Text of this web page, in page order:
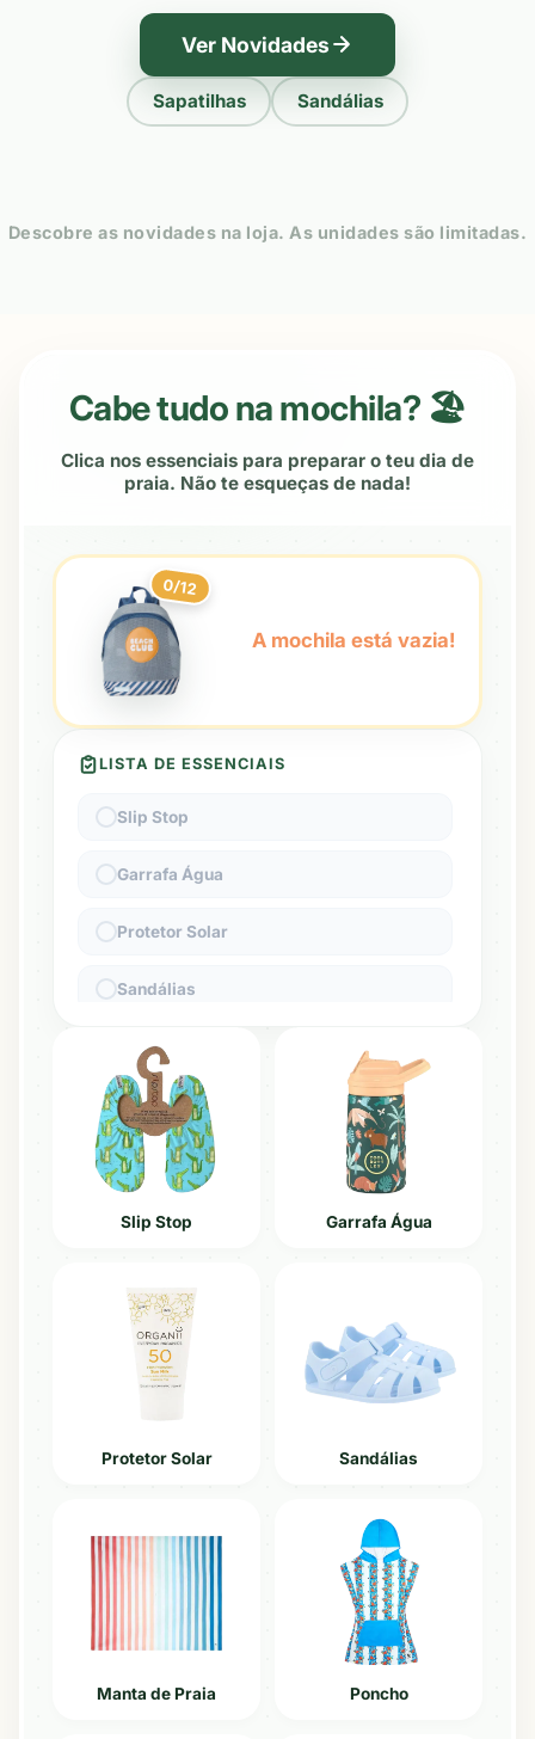
Ver Novidades
Sapatilhas Sandálias
Descobre as novidades na loja. As unidades são limitadas.
Cabe tudo na mochila? 🏖️
Clica nos essenciais para preparar o teu dia de
praia. Não te esqueças de nada!
0/12
A mochila está vazia!
LISTA DE ESSENCIAIS
Slip Stop
Garrafa Água
Protetor Solar
Sandálias
Manta de Praia
Poncho
Brinquedos
Camisola UV
Cueca de Praia
Óculos de Piscina
Slip Stop Garrafa Água
Protetor Solar Sandálias
Manta de Praia Poncho